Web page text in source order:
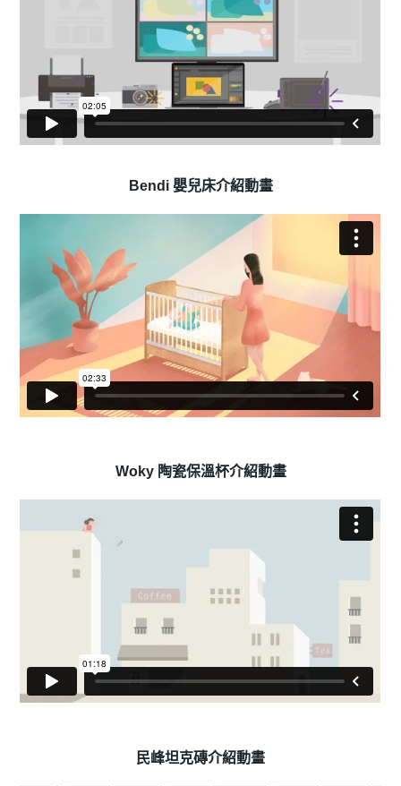
Bendi 嬰兒床介紹動畫
Woky 陶瓷保溫杯介紹動畫
民峰坦克磚介紹動畫